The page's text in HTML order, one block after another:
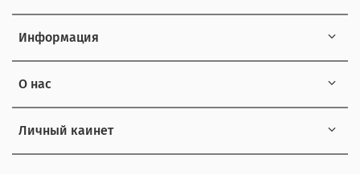
Информация
О нас
Личный каинет